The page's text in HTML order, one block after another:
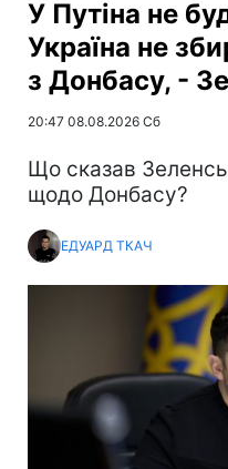
У Путіна не
Україна не
з Донбасу, -
20:47 08.08.2026 Сб
Що сказав
щодо Донбасу?
ЕДУАРД ТКАЧ